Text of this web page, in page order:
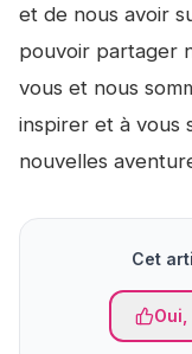
et de nous avoir
pouvoir partager
vous et nous
inspirer et à vous
nouvelles
Cet